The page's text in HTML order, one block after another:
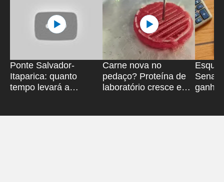
Ponte Salvador-
Itaparica: quanto
tempo levará a
Carne nova no
pedaço? Proteína de
laboratório cresce e
ganha